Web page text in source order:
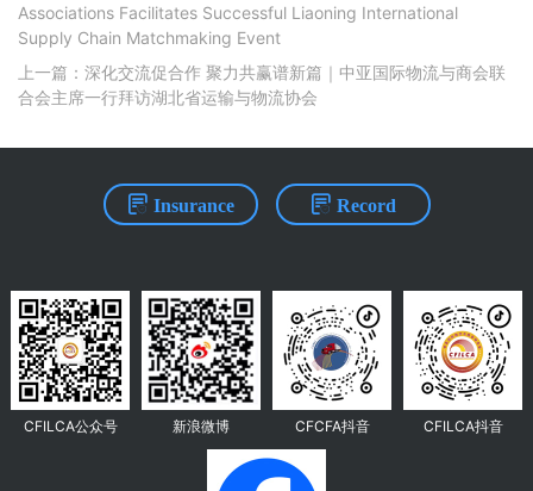
Associations Facilitates Successful Liaoning International
Supply Chain Matchmaking Event
上一篇：深化交流促合作 聚力共赢谱新篇｜中亚国际物流与商会联
合会主席一行拜访湖北省运输与物流协会
Insurance Record
CFILCA公众号 新浪微博 CFCFA抖音 CFILCA抖音